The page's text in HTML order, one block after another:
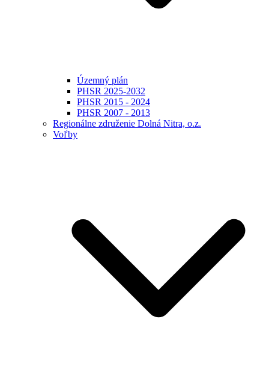
Územný plán
PHSR 2025-2032
PHSR 2015 - 2024
PHSR 2007 - 2013
Regionálne združenie Dolná Nitra, o.z.
Voľby